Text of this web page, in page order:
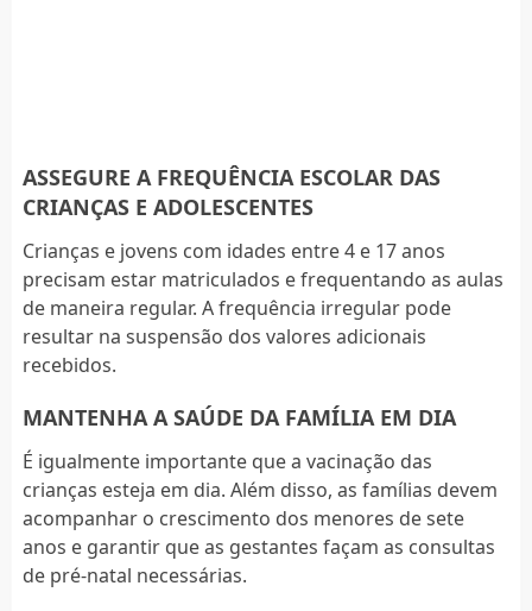
ASSEGURE A FREQUÊNCIA ESCOLAR DAS
CRIANÇAS E ADOLESCENTES
Crianças e jovens com idades entre 4 e 17 anos
precisam estar matriculados e frequentando as aulas
de maneira regular. A frequência irregular pode
resultar na suspensão dos valores adicionais
recebidos.
MANTENHA A SAÚDE DA FAMÍLIA EM DIA
É igualmente importante que a vacinação das
crianças esteja em dia. Além disso, as famílias devem
acompanhar o crescimento dos menores de sete
anos e garantir que as gestantes façam as consultas
de pré-natal necessárias.